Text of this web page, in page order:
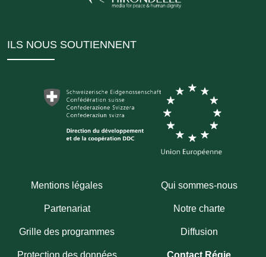
ILS NOUS SOUTIENNENT
Mentions légales Qui sommes-nous
Partenariat Notre charte
Grille des programmes Diffusion
Protection des données Contact Régie